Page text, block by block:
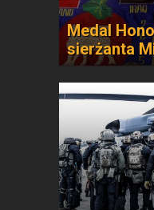
Medal
sierżanta